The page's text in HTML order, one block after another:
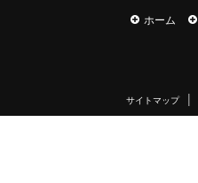
ホーム
サイトマップ